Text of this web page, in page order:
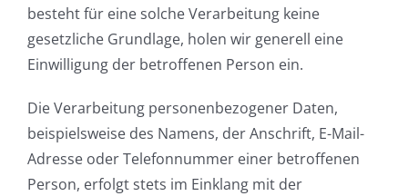
besteht für eine solche Verarbeitung keine
gesetzliche Grundlage, holen wir generell eine
Einwilligung der betroffenen Person ein.
Die Verarbeitung personenbezogener Daten,
beispielsweise des Namens, der Anschrift, E-Mail-
Adresse oder Telefonnummer einer betroffenen
Person, erfolgt stets im Einklang mit der